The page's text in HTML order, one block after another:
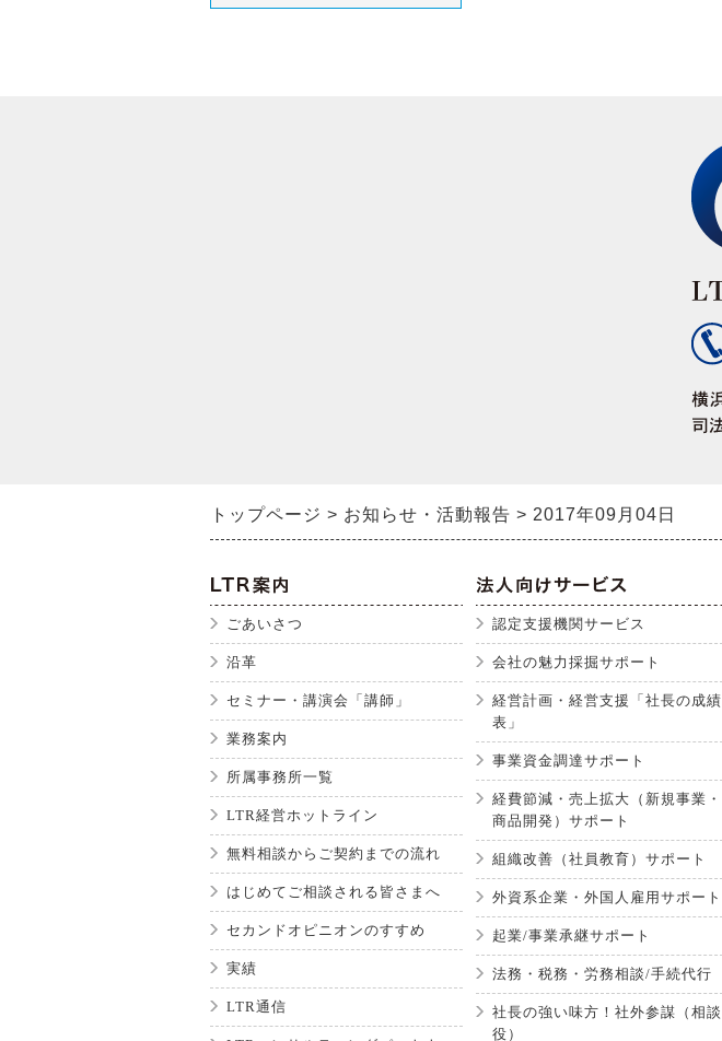
トップページ お知らせ・活動報告 2017年09月04日
ごあいさつ
沿革
セミナー・講演会「講師」
業務案内
所属事務所一覧
LTR経営ホットライン
無料相談からご契約までの流れ
はじめてご相談される皆さまへ
セカンドオピニオンのすすめ
実績
LTR通信
認定支援機関サービス
会社の魅力採掘サポート
経営計画・経営支援「社長の成績
表」
事業資金調達サポート
経費節減・売上拡大（新規事業・
商品開発）サポート
組織改善（社員教育）サポート
外資系企業・外国人雇用サポート
起業/事業承継サポート
法務・税務・労務相談/手続代行
社長の強い味方！社外参謀（相談
役）